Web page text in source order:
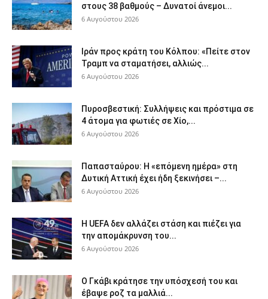
στους 38 βαθμούς – Δυνατοί άνεμοι...
6 Αυγούστου 2026
Ιράν προς κράτη του Κόλπου: «Πείτε στον
Τραμπ να σταματήσει, αλλιώς...
6 Αυγούστου 2026
Πυροσβεστική: Συλλήψεις και πρόστιμα σε
4 άτομα για φωτιές σε Χίο,...
6 Αυγούστου 2026
Παπασταύρου: Η «επόμενη ημέρα» στη
Δυτική Αττική έχει ήδη ξεκινήσει –...
6 Αυγούστου 2026
Η UEFA δεν αλλάζει στάση και πιέζει για
την απομάκρυνση του...
6 Αυγούστου 2026
Ο Γκάβι κράτησε την υπόσχεσή του και
έβαψε ροζ τα μαλλιά...